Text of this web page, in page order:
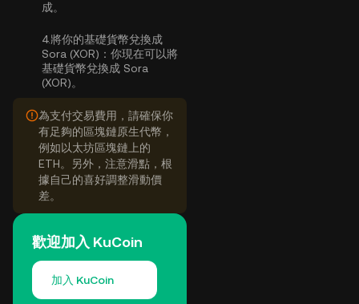
成。
4.將你的基礎貨幣兌換成
Sora (XOR)： 你現在可以將
基礎貨幣兌換成 Sora
(XOR)。
為支付交易費用，請確保你
有足夠的區塊鏈原生代幣，
例如以太坊區塊鏈上的
ETH。另外，注意滑點，根
據自己的喜好調整滑動價
差。
歡迎加入 KuCoin
加入 KuCoin